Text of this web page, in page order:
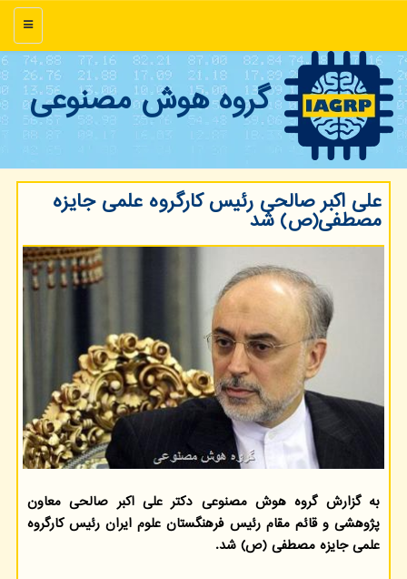
منو
گروه هوش مصنوعی
علی اکبر صالحی رئیس کارگروه علمی جایزه
مصطفی(ص) شد
به گزارش گروه هوش مصنوعی دکتر علی اکبر صالحی معاون
پژوهشی و قائم مقام رئیس فرهنگستان علوم ایران رئیس کارگروه
علمی جایزه مصطفی (ص) شد.